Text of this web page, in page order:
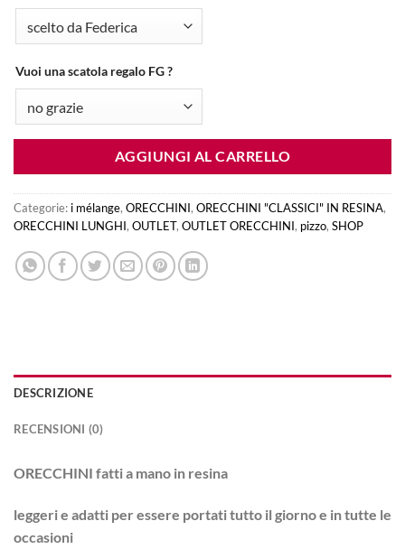
Vuoi una scatola regalo FG ?
AGGIUNGI AL CARRELLO
Categorie: i mélange, ORECCHINI, ORECCHINI "CLASSICI" IN RESINA,
ORECCHINI LUNGHI, OUTLET, OUTLET ORECCHINI, pizzo, SHOP
DESCRIZIONE
RECENSIONI (0)
ORECCHINI fatti a mano in resina
leggeri e adatti per essere portati tutto il giorno e in tutte le
occasioni